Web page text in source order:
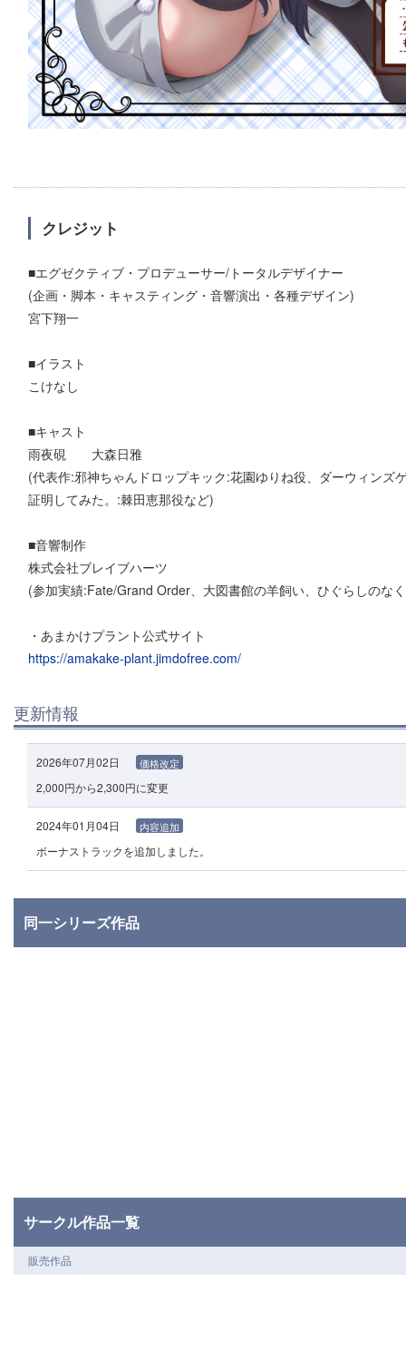
クレジット
■エグゼクティブ・プロデューサー/トータルデザイナー
(企画・脚本・キャスティング・音響演出・各種デザイン)
宮下翔一
■イラスト
こけなし
■キャスト
雨夜硯 大森日雅
(代表作:邪神ちゃんドロップキック:花園ゆりね役、ダーウィンズ
証明してみた。:棘田恵那役など)
■音響制作
株式会社ブレイブハーツ
(参加実績:Fate/Grand Order、大図書館の羊飼い、ひぐらしのな
・あまかけプラント公式サイト
https://amakake-plant.jimdofree.com/
更新情報
2026年07月02日 価格改定
2,000円から2,300円に変更
2024年01月04日 内容追加
ボーナストラックを追加しました。
同一シリーズ作品
サークル作品一覧
販売作品